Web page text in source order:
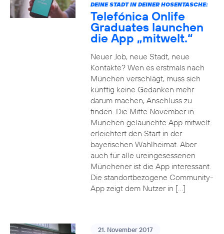
DEINE STADT IN DEINER HOSENTASCHE:
Telefónica Onlife
Graduates launchen
die App „mitwelt.“
Neuer Job, neue Stadt, neue
Kontakte? Wen es erstmals nach
München verschlägt, muss sich
künftig keine Gedanken mehr
darum machen, Anschluss zu
finden. Die Mitte November in
München gelaunchte App mitwelt.
erleichtert den Start in der
bayerischen Wahlheimat. Aber
auch für alle ureingesessenen
Münchener ist die App interessant.
Die standortbezogene Community-
App zeigt dem Nutzer in […]
21. November 2017